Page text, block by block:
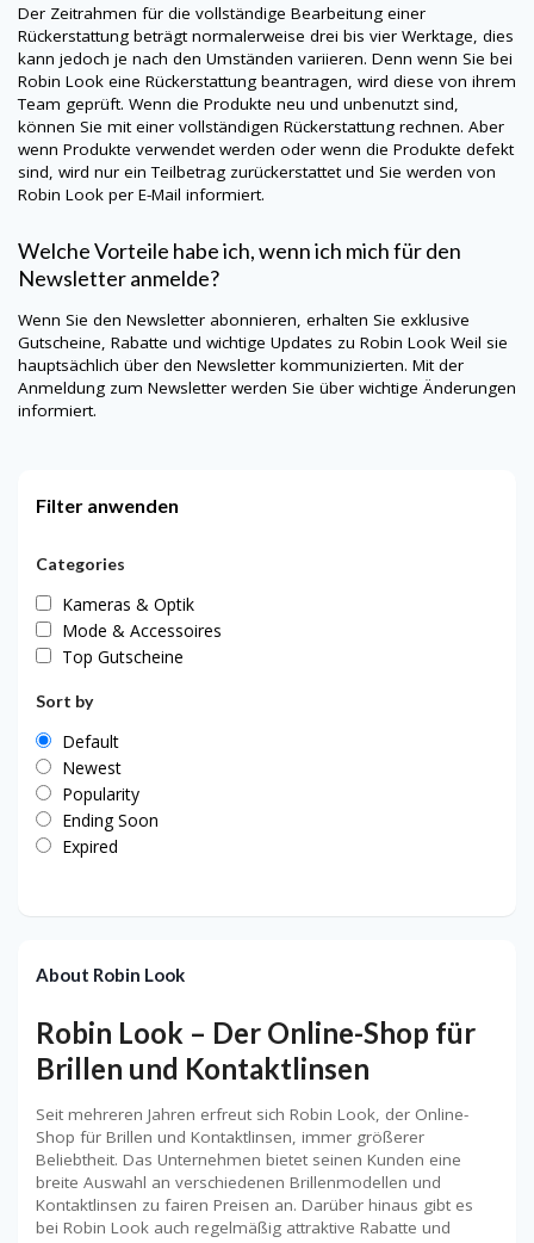
Der Zeitrahmen für die vollständige Bearbeitung einer
Rückerstattung beträgt normalerweise drei bis vier Werktage, dies
kann jedoch je nach den Umständen variieren. Denn wenn Sie bei
Robin Look eine Rückerstattung beantragen, wird diese von ihrem
Team geprüft. Wenn die Produkte neu und unbenutzt sind,
können Sie mit einer vollständigen Rückerstattung rechnen. Aber
wenn Produkte verwendet werden oder wenn die Produkte defekt
sind, wird nur ein Teilbetrag zurückerstattet und Sie werden von
Robin Look per E-Mail informiert.
Welche Vorteile habe ich, wenn ich mich für den
Newsletter anmelde?
Wenn Sie den Newsletter abonnieren, erhalten Sie exklusive
Gutscheine, Rabatte und wichtige Updates zu Robin Look Weil sie
hauptsächlich über den Newsletter kommunizierten. Mit der
Anmeldung zum Newsletter werden Sie über wichtige Änderungen
informiert.
Filter anwenden
Categories
Kameras & Optik
Mode & Accessoires
Top Gutscheine
Sort by
Default
Newest
Popularity
Ending Soon
Expired
About Robin Look
Robin Look – Der Online-Shop für
Brillen und Kontaktlinsen
Seit mehreren Jahren erfreut sich Robin Look, der Online-
Shop für Brillen und Kontaktlinsen, immer größerer
Beliebtheit. Das Unternehmen bietet seinen Kunden eine
breite Auswahl an verschiedenen Brillenmodellen und
Kontaktlinsen zu fairen Preisen an. Darüber hinaus gibt es
bei Robin Look auch regelmäßig attraktive Rabatte und